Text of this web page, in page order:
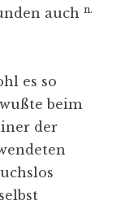
auch n.
es so
beim
der